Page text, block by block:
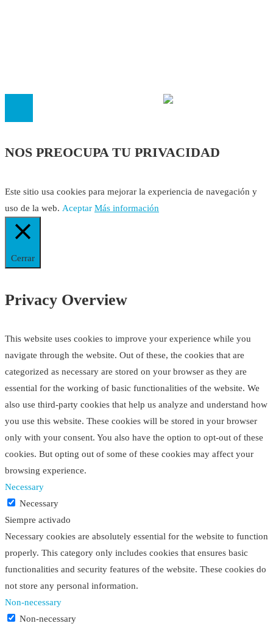
NOS PREOCUPA TU PRIVACIDAD
Este sitio usa cookies para mejorar la experiencia de navegación y
uso de la web. Aceptar Más información
Cerrar
Privacy Overview
This website uses cookies to improve your experience while you
navigate through the website. Out of these, the cookies that are
categorized as necessary are stored on your browser as they are
essential for the working of basic functionalities of the website. We
also use third-party cookies that help us analyze and understand how
you use this website. These cookies will be stored in your browser
only with your consent. You also have the option to opt-out of these
cookies. But opting out of some of these cookies may affect your
browsing experience.
Necessary
Necessary
Siempre activado
Necessary cookies are absolutely essential for the website to function
properly. This category only includes cookies that ensures basic
functionalities and security features of the website. These cookies do
not store any personal information.
Non-necessary
Non-necessary